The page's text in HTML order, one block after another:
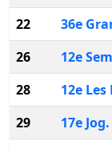
22
36e
26
12e
28
12e
29
17e